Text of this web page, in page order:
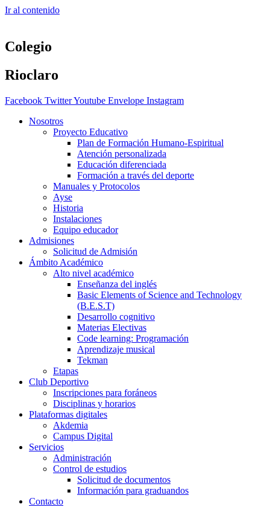
Ir al contenido
Colegio
Rioclaro
Facebook TwitterYoutube Envelope Instagram
Nosotros
Proyecto Educativo
Plan de Formación Humano-Espiritual
Atención personalizada
Educación diferenciada
Formación a través del deporte
Manuales y Protocolos
Ayse
Historia
Instalaciones
Equipo educador
Admisiones
Solicitud de Admisión
Ámbito Académico
Alto nivel académico
Enseñanza del inglés
Basic Elements of Science and Technology
(B.E.S.T)
Desarrollo cognitivo
Materias Electivas
Code learning: Programación
Aprendizaje musical
Tekman
Etapas
Club Deportivo
Inscripciones para foráneos
Disciplinas y horarios
Plataformas digitales
Akdemia
Campus Digital
Servicios
Administración
Control de estudios
Solicitud de documentos
Información para graduandos
Contacto